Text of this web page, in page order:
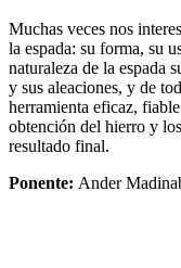
Muchas veces nos
la espada: su forma, su
naturaleza de la espada
y sus aleaciones, y de
herramienta eficaz,
obtención del hierro y
resultado final.
Ponente: Ander